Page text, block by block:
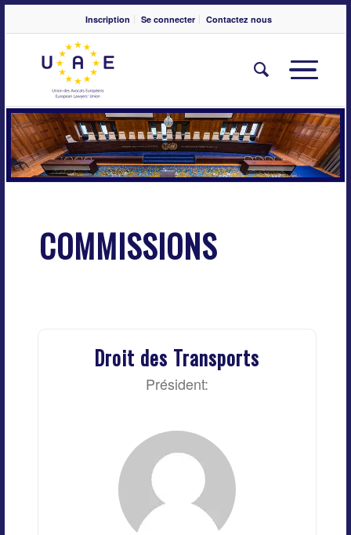
Inscription Se connecter Contactez nous
COMMISSIONS
Droit des Transports
Président: